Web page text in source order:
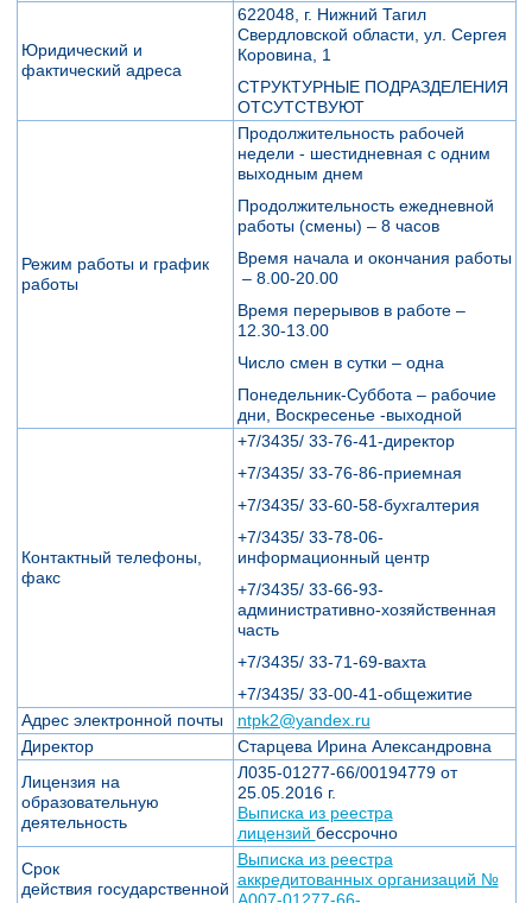
Юридический и
фактический адреса
622048, г. Нижний Тагил
Свердловской области, ул. Сергея
Коровина, 1
СТРУКТУРНЫЕ ПОДРАЗДЕЛЕНИЯ
ОТСУТСТВУЮТ
Режим работы и график
работы
Продолжительность рабочей
недели - шестидневная с одним
выходным днем
Продолжительность ежедневной
работы (смены) – 8 часов
Время начала и окончания работы
– 8.00-20.00
Время перерывов в работе –
12.30-13.00
Число смен в сутки – одна
Понедельник-Суббота – рабочие
дни, Воскресенье -выходной
Контактный телефоны,
факс
+7/3435/ 33-76-41-директор
+7/3435/ 33-76-86-приемная
+7/3435/ 33-60-58-бухгалтерия
+7/3435/ 33-78-06-
информационный центр
+7/3435/ 33-66-93-
административно-хозяйственная
часть
+7/3435/ 33-71-69-вахта
+7/3435/ 33-00-41-общежитие
Адрес электронной почты
ntpk2@yandex.ru
Директор
Старцева Ирина Александровна
Лицензия на
образовательную
деятельность
Л035-01277-66/00194779 от
25.05.2016 г.
Выписка из реестра
лицензий бессрочно
Срок
действия государственной
Выписка из реестра
аккредитованных организаций №